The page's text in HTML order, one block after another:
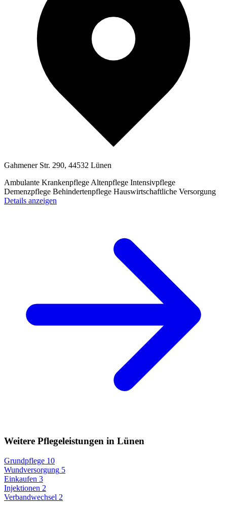
Gahmener Str. 290, 44532 Lünen
Ambulante Krankenpflege Altenpflege Intensivpflege
Demenzpflege Behindertenpflege Hauswirtschaftliche Versorgung
Details anzeigen
Weitere Pflegeleistungen in Lünen
Grundpflege 10
Wundversorgung 5
Einkaufen 3
Injektionen 2
Verbandwechsel 2